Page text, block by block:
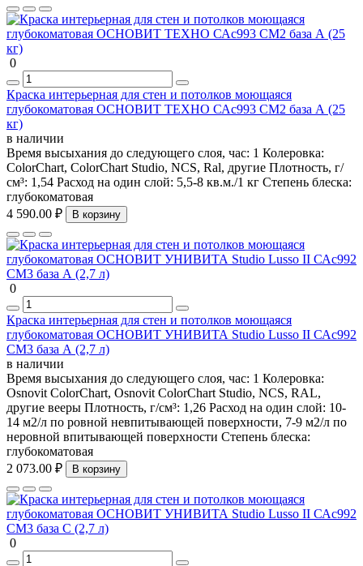
0
Краска интерьерная для стен и потолков моющаяся
глубокоматовая ОСНОВИТ ТЕХНО САс993 СМ2 база А (25
кг)
в наличии
Время высыхания до следующего слоя, час: 1 Колеровка:
ColorChart, ColorChart Studio, NCS, Ral, другие Плотность, г/
см³: 1,54 Расход на один слой: 5,5-8 кв.м./1 кг Степень блеска:
глубокоматовая
4 590.00 ₽
В корзину
0
Краска интерьерная для стен и потолков моющаяся
глубокоматовая ОСНОВИТ УНИВИТА Studio Lusso II САс992
СМ3 база А (2,7 л)
в наличии
Время высыхания до следующего слоя, час: 1 Колеровка:
Osnovit ColorChart, Osnovit ColorChart Studio, NCS, RAL,
другие вееры Плотность, г/см³: 1,26 Расход на один слой: 10-
14 м2/л по ровной невпитывающей поверхности, 7-9 м2/л по
неровной впитывающей поверхности Степень блеска:
глубокоматовая
2 073.00 ₽
В корзину
0